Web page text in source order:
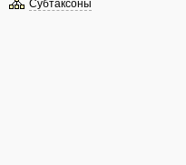
Субтаксоны